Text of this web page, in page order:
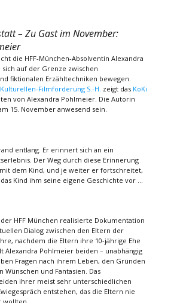
– Zu Gast im November:
die HFF-München-Absolventin Alexandra
auf der Grenze zwischen
fiktionalen Erzähltechniken bewegen.
Kulturellen-Filmförderung S.-H. zeigt das KoKi
von Alexandra Pohlmeier. Die Autorin
15. November anwesend sein.
entlang. Er erinnert sich an ein
Der Weg durch diese Erinnerung
dem Kind, und je weiter er fortschreitet,
Kind ihm seine eigene Geschichte vor …
der HFF München realisierte Dokumentation
Dialog zwischen den Eltern der
nachdem die Eltern ihre 10-jährige Ehe
Alexandra Pohlmeier beiden – unabhängig
Fragen nach ihrem Leben, den Gründen
und Fantasien. Das
ihrer meist sehr unterschiedlichen
entstehen, das die Eltern nie